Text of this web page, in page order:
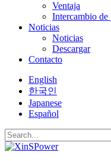
Ventaja
Intercambio de
Noticias
Noticias
Descargar
Contacto
English
한국인
Japanese
Español